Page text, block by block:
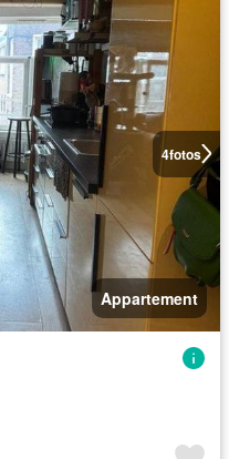
4fotos
Appartement